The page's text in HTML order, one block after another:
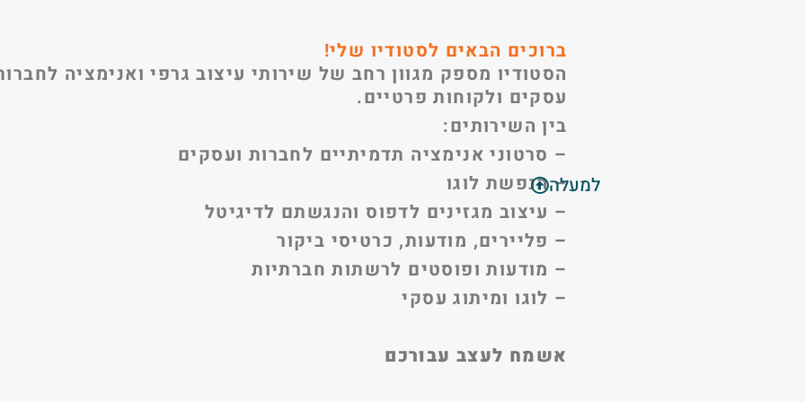
ברוכים הבאים לסטודיו שלי!
הסטודיו מספק מגוון רחב של שירותי עיצוב גרפי ואנימציה
עסקים ולקוחות פרטיים.
בין השירותים:
– סרטוני אנימציה תדמיתיים לחברות ועסקים
– הנפשת לוגו
– עיצוב מגזינים לדפוס והנגשתם לדיגיטל
– פליירים, מודעות, כרטיסי ביקור
– מודעות ופוסטים לרשתות חברתיות
– לוגו ומיתוג עסקי
אשמח לעצב עבורכם
למעלה